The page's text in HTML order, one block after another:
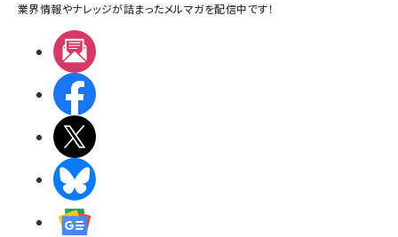
業界情報やナレッジが詰まったメルマガを配信中です！